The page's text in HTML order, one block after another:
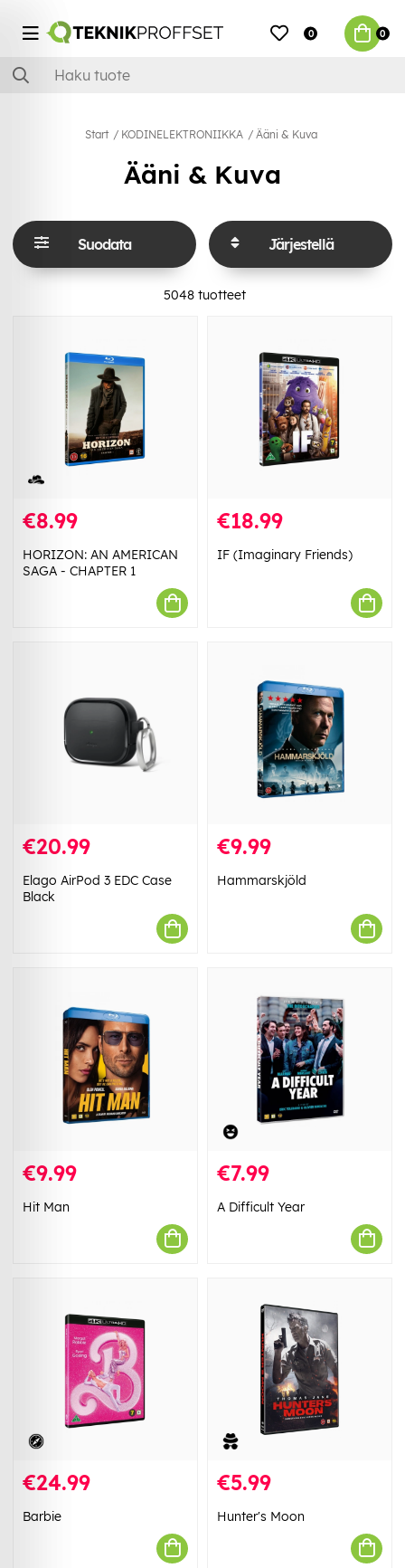
0 0
Start KODINELEKTRONIIKKA Ääni & Kuva
Ääni & Kuva
Suodata Järjestellä
5048tuotteet
€8.99
HORIZON: AN AMERICAN
SAGA - CHAPTER 1
€18.99
IF (Imaginary Friends)
€20.99
Elago AirPod 3 EDC Case
Black
€9.99
Hammarskjöld
€9.99
Hit Man
€7.99
A Difficult Year
€24.99
Barbie
€5.99
Hunter's Moon